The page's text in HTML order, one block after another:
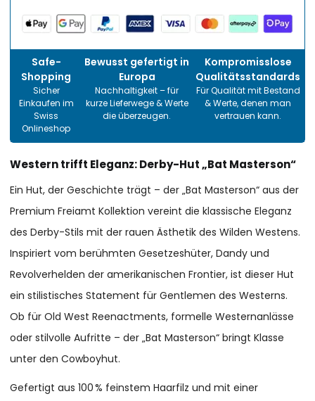
Safe-
Shopping
Sicher
Einkaufen im
Swiss
Onlineshop
Bewusst gefertigt in
Europa
Nachhaltigkeit – für
kurze Lieferwege & Werte
die überzeugen.
Kompromisslose
Qualitätsstandards
Für Qualität mit Bestand
& Werte, denen man
vertrauen kann.
Western trifft Eleganz: Derby-Hut „Bat Masterson“
Ein Hut, der Geschichte trägt – der „Bat Masterson“ aus der
Premium Freiamt Kollektion vereint die klassische Eleganz
des Derby-Stils mit der rauen Ästhetik des Wilden Westens.
Inspiriert vom berühmten Gesetzeshüter, Dandy und
Revolverhelden der amerikanischen Frontier, ist dieser Hut
ein stilistisches Statement für Gentlemen des Westerns.
Ob für Old West Reenactments, formelle Westernanlässe
oder stilvolle Aufritte – der „Bat Masterson“ bringt Klasse
unter den Cowboyhut.
Gefertigt aus 100 % feinstem Haarfilz und mit einer